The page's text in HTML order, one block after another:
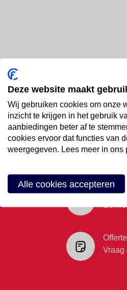
Bel
088
Mail
Maak
Vraag
Deze website maakt
Wij gebruiken cookies om onze
inzicht te krijgen in het gebruik
aanbiedingen beter af te
cookies ervoor dat functies van
weergegeven. Lees meer in ons
Alle cookies accepteren